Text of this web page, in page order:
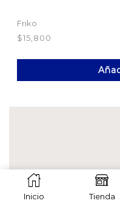
Friko
$15,800
Inicio Tienda